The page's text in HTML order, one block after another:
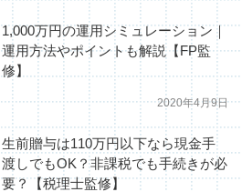
1,000万円の運用シミュレーション｜
運用方法やポイントも解説【FP監
修】
2020年4月9日
生前贈与は110万円以下なら現金手
渡しでもOK？非課税でも手続きが必
要？【税理士監修】